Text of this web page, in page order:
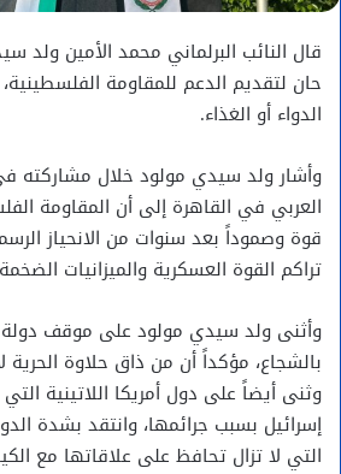
قال النائب البرلماني محمد الأمين ولد
حان لتقديم الدعم للمقاومة الفلسطينية،
الدواء أو الغذاء.
وأشار ولد سيدي مولود خلال مشاركته
العربي في القاهرة إلى أن المقاومة
قوة وصموداً بعد سنوات من الانحياز
تراكم القوة العسكرية والميزانيات
وأثنى ولد سيدي مولود على موقف دولة
بالشجاع، مؤكداً أن من ذاق حلاوة الحرية
وثنى أيضاً على دول أمريكا اللاتينية
إسرائيل بسبب جرائمها، وانتقد بشدة
التي لا تزال تحافظ على علاقاتها مع